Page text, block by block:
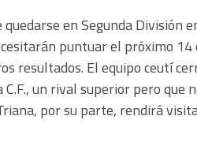
en Segunda División
puntuar el próximo 14
resultados. El equipo ceutí
un rival superior pero que
por su parte, rendirá